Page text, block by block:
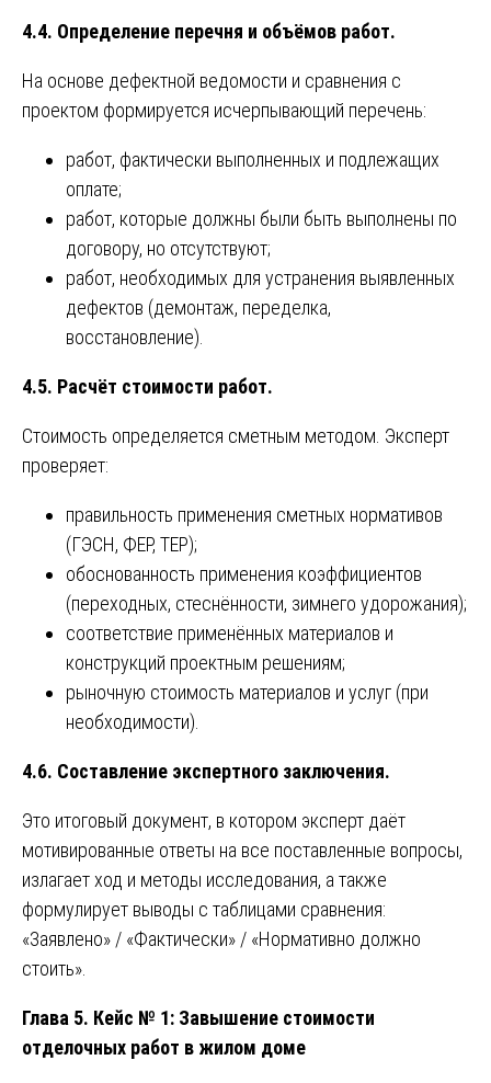
4.4. Определение перечня и объёмов работ.
На основе дефектной ведомости и сравнения с
проектом формируется исчерпывающий перечень:
работ, фактически выполненных и подлежащих
оплате;
работ, которые должны были быть выполнены по
договору, но отсутствуют;
работ, необходимых для устранения выявленных
дефектов (демонтаж, переделка,
восстановление).
4.5. Расчёт стоимости работ.
Стоимость определяется сметным методом. Эксперт
проверяет:
правильность применения сметных нормативов
(ГЭСН, ФЕР, ТЕР);
обоснованность применения коэффициентов
(переходных, стеснённости, зимнего удорожания);
соответствие применённых материалов и
конструкций проектным решениям;
рыночную стоимость материалов и услуг (при
необходимости).
4.6. Составление экспертного заключения.
Это итоговый документ, в котором эксперт даёт
мотивированные ответы на все поставленные вопросы,
излагает ход и методы исследования, а также
формулирует выводы с таблицами сравнения:
«Заявлено» / «Фактически» / «Нормативно должно
стоить».
Глава 5. Кейс № 1: Завышение стоимости
отделочных работ в жилом доме